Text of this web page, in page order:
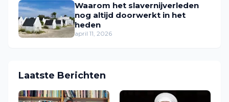
Waarom het slavernijverleden
nog altijd doorwerkt in het
heden
april 11, 2026
Laatste Berichten